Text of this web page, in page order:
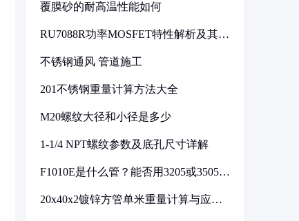
覆膜砂的耐高温性能如何
RU7088R功率MOSFET特性解析及其在
不锈钢通风 管道施工
201不锈钢重量计算方法大全
M20螺纹大径和小径是多少
1-1/4 NPT螺纹参数及底孔尺寸详解
F1010E是什么管？能否用3205或3505代
20x40x2镀锌方管单米重量计算与应用